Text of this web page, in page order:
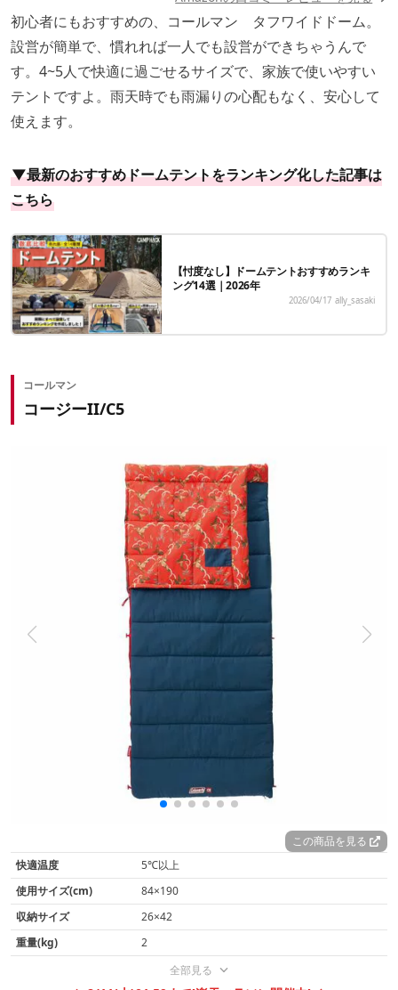
初心者にもおすすめの、コールマン タフワイドドーム。
設営が簡単で、慣れれば一人でも設営ができちゃうんで
す。4~5人で快適に過ごせるサイズで、家族で使いやすい
テントですよ。雨天時でも雨漏りの心配もなく、安心して
使えます。
▼最新のおすすめドームテントをランキング化した記事は
こちら
【忖度なし】ドームテントおすすめランキ
ング14選｜2026年
2026/04/17 ally_sasaki
コールマン
コージーII/C5
この商品を見る
快適温度
5℃以上
使用サイズ(cm)
84×190
収納サイズ
26×42
重量(kg)
2
全部見る